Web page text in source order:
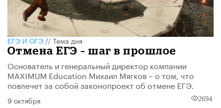
ЕГЭ И ОГЭ//Тема дня
Отмена ЕГЭ – шаг в прошлое
Основатель и генеральный директор компании
MAXIMUM Education Михаил Мягков – о том, что
повлечет за собой законопроект об отмене ЕГЭ.
9 октября 2694